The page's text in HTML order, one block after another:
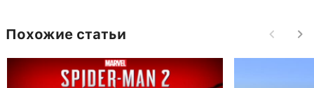
Похожие статьи